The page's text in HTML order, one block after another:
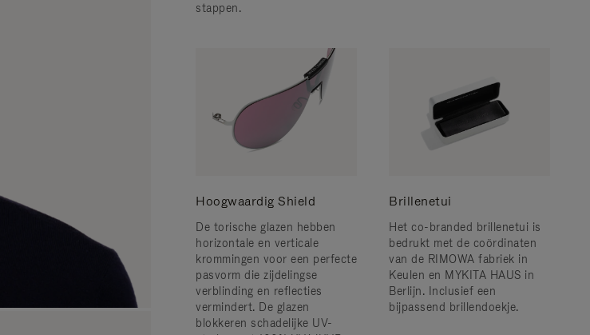
stappen.
Hoogwaardig Shield
De torische glazen hebben
horizontale en verticale
krommingen voor een perfecte
pasvorm die zijdelingse
verblinding en reflecties
vermindert. De glazen
blokkeren schadelijke UV-
Brillenetui
Het co-branded brillenetui is
bedrukt met de coördinaten
van de RIMOWA fabriek in
Keulen en MYKITA HAUS in
Berlijn. Inclusief een
bijpassend brillendoekje.